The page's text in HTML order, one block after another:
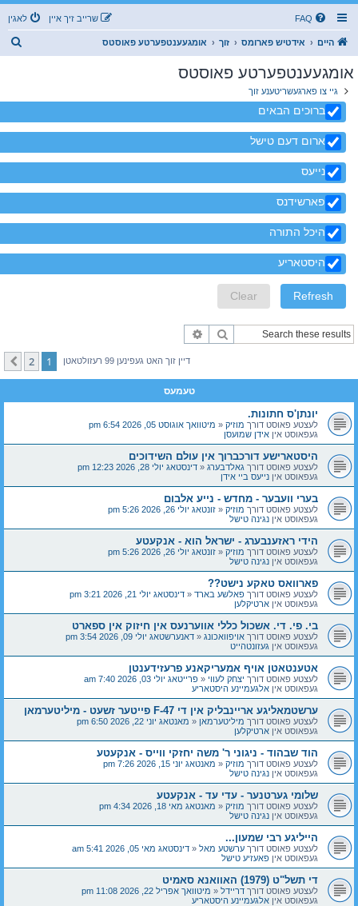
FAQ לאגין שרייב זיך איין
היים אידטיש פארומס זוך אומגעענטפערטע פאוסטס
אומגעענטפערטע פאוסטס
גיי צו פארגעשריטענע זוך
ברוכים הבאים
ארום דעם טישל
נייעס
פארשידנס
היכל התורה
היסטאריע
זוך
דיין זוך האט געפינען 99 רעזולטאטן 1
2
קומענדיגע
טעמעס
יונתן'ס חתונות.
לעצטע פאוסט דורך מוזיק « מיטוואך אוגוסט 05, 2026 6:54 pm
געפאוסט אין אידן שמועסן
היסטארישע דורכברוך אין עולם השידוכים
לעצטע פאוסט דורך גאלדבערג « דינסטאג יולי 28, 2026 12:23 pm
געפאוסט אין נייעס ביי אידן
בערי וועבער - מחדש - נייע אלבום
לעצטע פאוסט דורך מוזיק « זונטאג יולי 26, 2026 5:26 pm
געפאוסט אין נגינה טישל
הידי ראזענבערג - ישראל הוא - אנקעטע
לעצטע פאוסט דורך מוזיק « זונטאג יולי 26, 2026 5:26 pm
געפאוסט אין נגינה טישל
פארוואס טאקע נישט??
לעצטע פאוסט דורך פאלשע בארד « דינסטאג יולי 21, 2026 3:21 pm
געפאוסט אין ארטיקלען
בי. פי. די. אשכול כללי אווערנעס אין חיזוק אין ספארט
לעצטע פאוסט דורך אויפוואכונג « דאנערשטאג יולי 09, 2026 3:54 pm
געפאוסט אין געזונטהייט
אטענטאטן אויף אמעריקאנע פרעזידענטן
לעצטע פאוסט דורך יצחק לעווי « פרייטאג יולי 03, 2026 7:40 am
געפאוסט אין אלגעמיינע היסטאריע
ערשטמאליגע אריינבליק אין די F-47 פייטער זשעט - מיליטערמאן
לעצטע פאוסט דורך מיליטערמאן « מאנטאג יוני 22, 2026 6:50 pm
געפאוסט אין ארטיקלען
הוד שבהוד - ניגוני ר' משה יחזקי ווייס - אנקעטע
לעצטע פאוסט דורך מוזיק « מאנטאג יוני 15, 2026 7:26 pm
געפאוסט אין נגינה טישל
שלומי גערטנער - עדי עד - אנקעטע
לעצטע פאוסט דורך מוזיק « מאנטאג מאי 18, 2026 4:34 pm
געפאוסט אין נגינה טישל
הייליגע רבי שמעון...
לעצטע פאוסט דורך ערשטע מאל « דינסטאג מאי 05, 2026 5:41 am
געפאוסט אין פאעזיע טישל
די תשל"ט (1979) האוואנא סאמיט
לעצטע פאוסט דורך דריידל « מיטוואך אפריל 22, 2026 11:08 pm
געפאוסט אין אלגעמיינע היסטאריע